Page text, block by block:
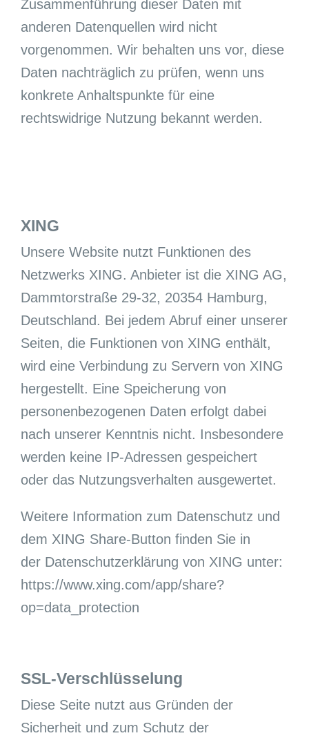
Zusammenführung dieser Daten mit
anderen Datenquellen wird nicht
vorgenommen. Wir behalten uns vor, diese
Daten nachträglich zu prüfen, wenn uns
konkrete Anhaltspunkte für eine
rechtswidrige Nutzung bekannt werden.
XING
Unsere Website nutzt Funktionen des
Netzwerks XING. Anbieter ist die XING AG,
Dammtorstraße 29-32, 20354 Hamburg,
Deutschland. Bei jedem Abruf einer unserer
Seiten, die Funktionen von XING enthält,
wird eine Verbindung zu Servern von XING
hergestellt. Eine Speicherung von
personenbezogenen Daten erfolgt dabei
nach unserer Kenntnis nicht. Insbesondere
werden keine IP-Adressen gespeichert
oder das Nutzungsverhalten ausgewertet.
Weitere Information zum Datenschutz und
dem XING Share-Button finden Sie in
der Datenschutzerklärung von XING unter:
https://www.xing.com/app/share?
op=data_protection
SSL-Verschlüsselung
Diese Seite nutzt aus Gründen der
Sicherheit und zum Schutz der